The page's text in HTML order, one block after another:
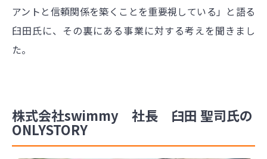
アントと信頼関係を築くことを重要視している」と語る
臼田氏に、その裏にある事業に対する考えを聞きまし
た。
株式会社swimmy 社長 臼田 聖司氏の
ONLYSTORY